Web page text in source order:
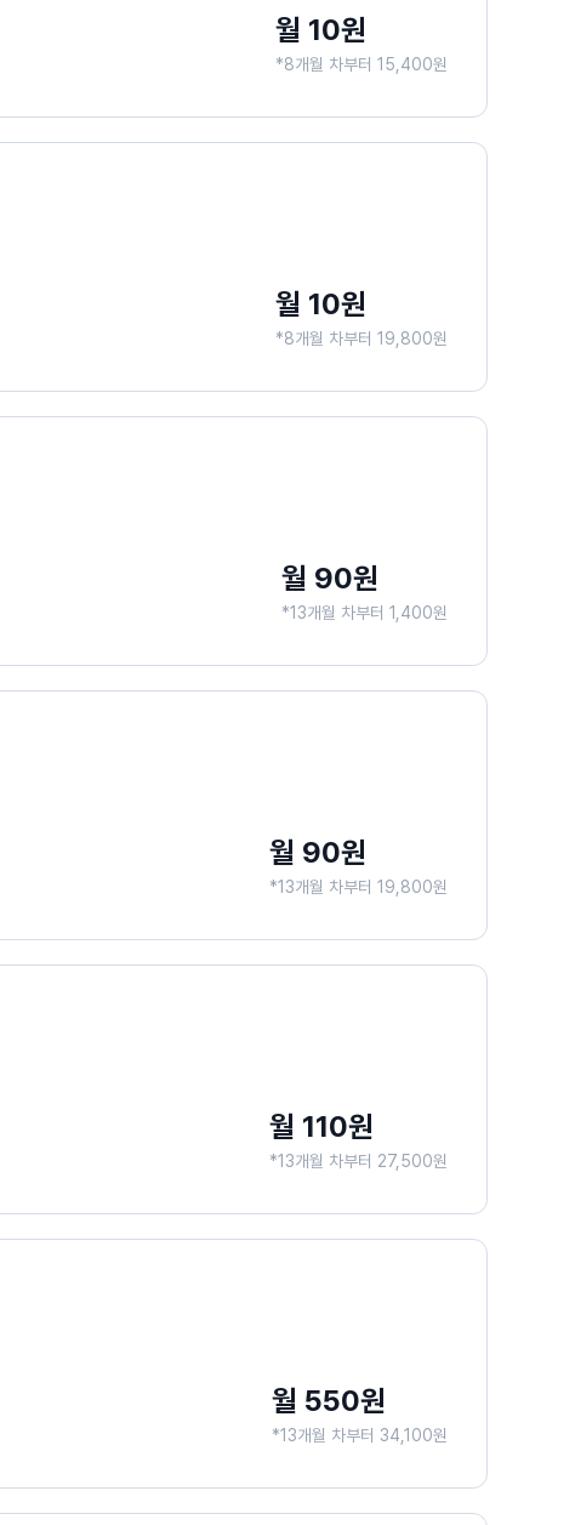
월 10원
*8개월 차부터 15,400원
월 10원
*8개월 차부터 19,800원
월 90원
*13개월 차부터 1,400원
월 90원
*13개월 차부터 19,800원
월 110원
*13개월 차부터 27,500원
월 550원
*13개월 차부터 34,100원